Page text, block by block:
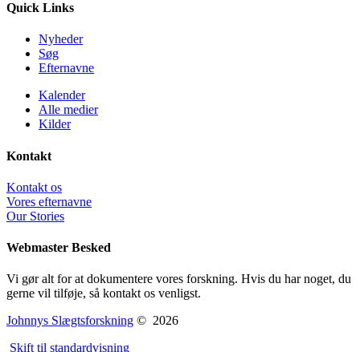
Quick Links
Nyheder
Søg
Efternavne
Kalender
Alle medier
Kilder
Kontakt
Kontakt os
Vores efternavne
Our Stories
Webmaster Besked
Vi gør alt for at dokumentere vores forskning. Hvis du har noget, du
gerne vil tilføje, så kontakt os venligst.
Johnnys Slægtsforskning © 2026
Skift til standardvisning